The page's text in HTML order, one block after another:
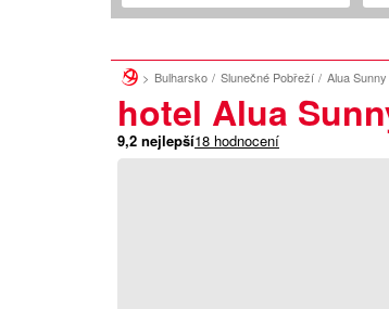
Bulharsko Slunečné Pobřeží Alua
hotel Alua
9,2 nejlepší18 hodnocení